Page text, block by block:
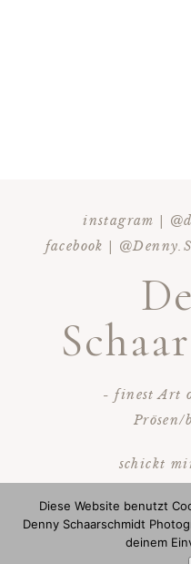
instagram |
facebook |
- finest Art
Prösen/
schickt
ruf mich an
Diese Website benutzt
Denny Schaarschmidt
deinem